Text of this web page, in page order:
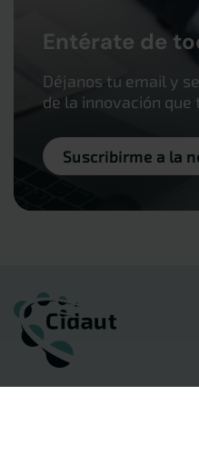
Entérate de
Déjanos tu email y
de la innovación
Suscribirme a la